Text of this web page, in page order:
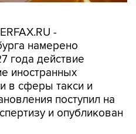
-
намерено
года действие
иностранных
в сферы такси и
поступил на
и опубликован